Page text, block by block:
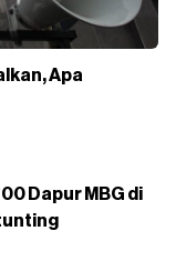
Apa
Dapur MBG di